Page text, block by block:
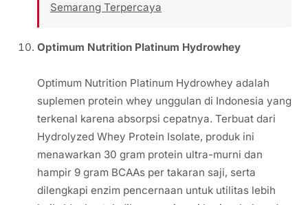
Semarang Terpercaya
Optimum Nutrition Platinum Hydrowhey
Optimum Nutrition Platinum Hydrowhey adalah
suplemen protein whey unggulan di Indonesia yang
terkenal karena absorpsi cepatnya. Terbuat dari
Hydrolyzed Whey Protein Isolate, produk ini
menawarkan 30 gram protein ultra-murni dan
hampir 9 gram BCAAs per takaran saji, serta
dilengkapi enzim pencernaan untuk utilitas lebih